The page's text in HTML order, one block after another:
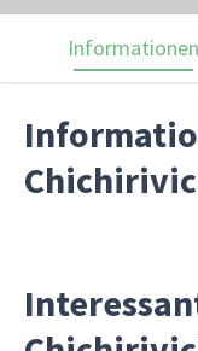
Informationen